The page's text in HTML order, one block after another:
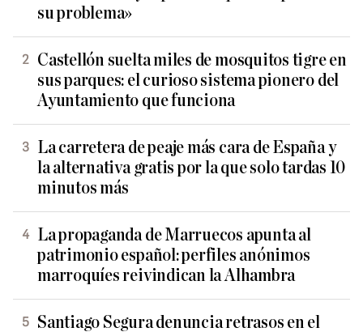
su problema»
Castellón suelta miles de mosquitos tigre en
sus parques: el curioso sistema pionero del
Ayuntamiento que funciona
La carretera de peaje más cara de España y
la alternativa gratis por la que solo tardas 10
minutos más
La propaganda de Marruecos apunta al
patrimonio español: perfiles anónimos
marroquíes reivindican la Alhambra
Santiago Segura denuncia retrasos en el